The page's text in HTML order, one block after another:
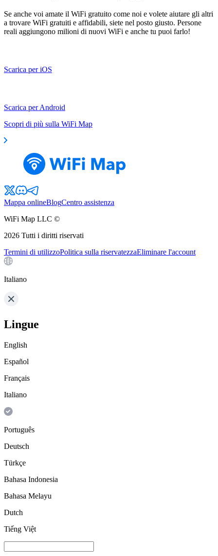
Se anche voi amate il WiFi gratuito come noi e volete aiutare gli altri
a trovare WiFi gratuiti e affidabili, siete nel posto giusto. Persone
reali aggiungono milioni di nuovi WiFi e anche tu puoi farlo!
Scarica per iOS
Scarica per Android
Scopri di più sulla WiFi Map
Mappa onlineBlogCentro assistenza
WiFi Map LLC ©
2026 Tutti i diritti riservati
Termini di utilizzoPolitica sulla riservatezzaEliminare l'account
Italiano
Lingue
English
Español
Français
Italiano
Português
Deutsch
Türkçe
Bahasa Indonesia
Bahasa Melayu
Dutch
Tiếng Việt